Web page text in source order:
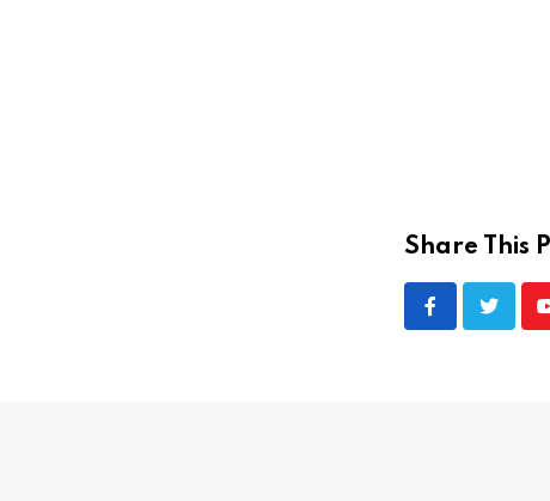
Share This